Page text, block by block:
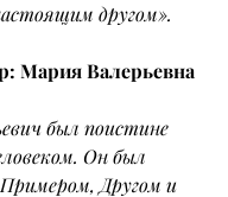
другом».
Мария Валерьевна
был поистине
Он был
Другом и